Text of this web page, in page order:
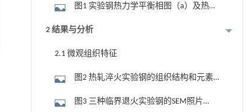
图1 实验钢热力学平衡相图（a）及热处
理工艺路线图（b）
2 结果与分析
2.1 微观组织特征
图2 热轧淬火实验钢的组织结构和元素
分布（a）SEM显微照片；（b）EBSD相
图3 三种临界退火实验钢的SEM照片